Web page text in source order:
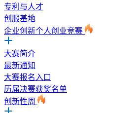
专利与人才
创服基地
企业创新个人创业竞赛
大赛简介
最新通知
大赛报名入口
历届决赛获奖名单
创新性周